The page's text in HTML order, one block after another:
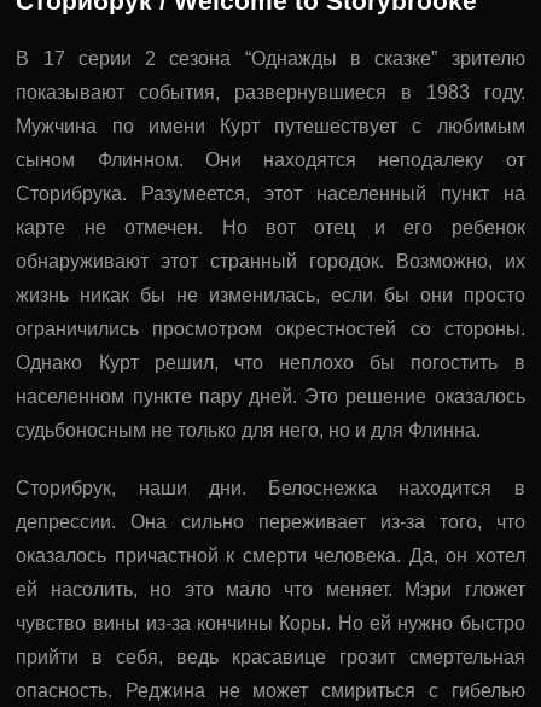
В 17 серии 2 сезона “Однажды в сказке” зрителю
показывают события, развернувшиеся в 1983 году.
Мужчина по имени Курт путешествует с любимым
сыном Флинном. Они находятся неподалеку от
Сторибрука. Разумеется, этот населенный пункт на
карте не отмечен. Но вот отец и его ребенок
обнаруживают этот странный городок. Возможно, их
жизнь никак бы не изменилась, если бы они просто
ограничились просмотром окрестностей со стороны.
Однако Курт решил, что неплохо бы погостить в
населенном пункте пару дней. Это решение оказалось
судьбоносным не только для него, но и для Флинна.
Сторибрук, наши дни. Белоснежка находится в
депрессии. Она сильно переживает из-за того, что
оказалось причастной к смерти человека. Да, он хотел
ей насолить, но это мало что меняет. Мэри гложет
чувство вины из-за кончины Коры. Но ей нужно быстро
прийти в себя, ведь красавице грозит смертельная
опасность. Реджина не может смириться с гибелью